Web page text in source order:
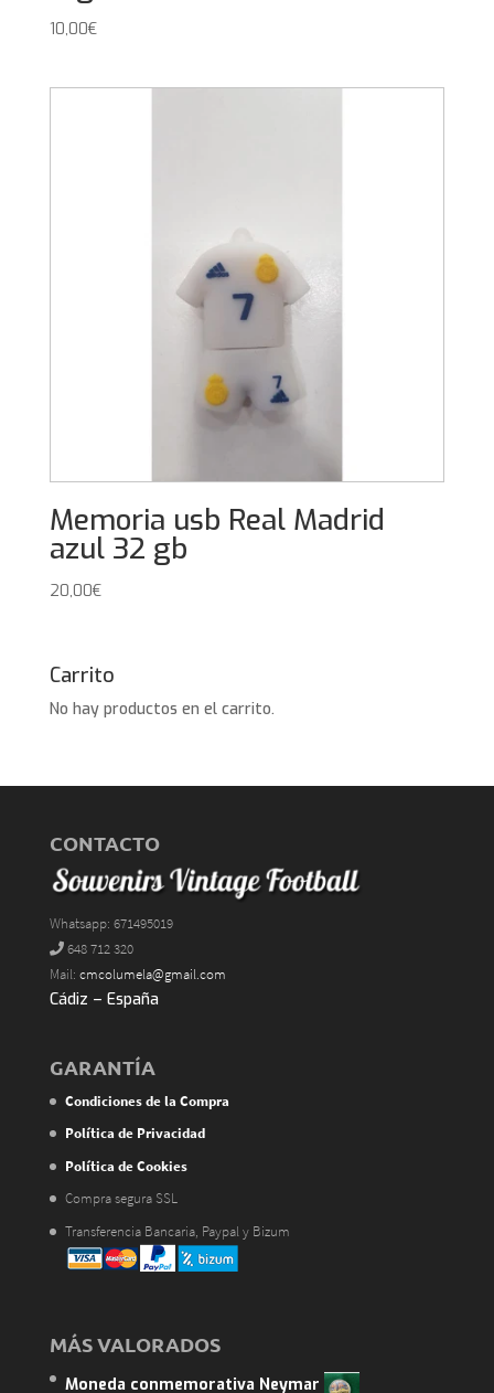
10,00€
Memoria usb Real Madrid
azul 32 gb
20,00€
Carrito
No hay productos en el carrito.
CONTACTO
Whatsapp: 671495019
648 712 320
Mail: cmcolumela@gmail.com
Cádiz – España
GARANTÍA
Condiciones de la Compra
Política de Privacidad
Política de Cookies
Compra segura SSL
Transferencia Bancaria, Paypal y Bizum
MÁS VALORADOS
Moneda conmemorativa Neymar